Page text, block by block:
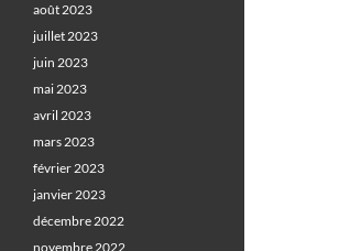
août 2023
juillet 2023
juin 2023
mai 2023
avril 2023
mars 2023
février 2023
janvier 2023
décembre 2022
novembre 2022